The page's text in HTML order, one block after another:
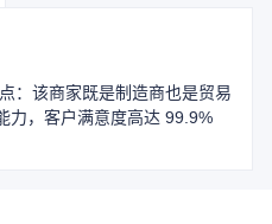
：该商家既是制造商也是贸易
力，客户满意度高达 99.9%